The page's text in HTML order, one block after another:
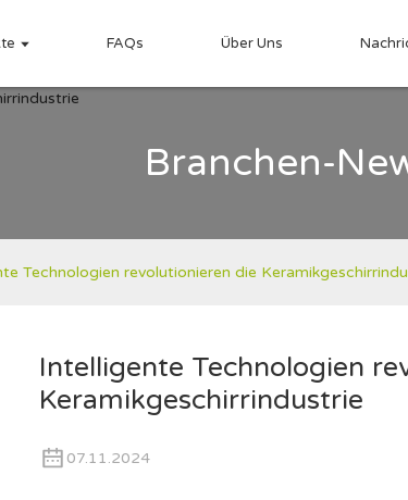
FAQs Über Uns
Branchen-
Technologien revolutionieren die
Intelligente Technologien
Keramikgeschirrindustrie
07.11.2024